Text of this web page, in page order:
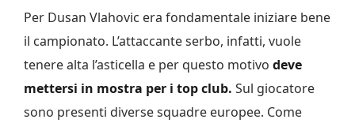
Per Dusan Vlahovic era fondamentale iniziare bene
il campionato. L’attaccante serbo, infatti, vuole
tenere alta l’asticella e per questo motivo deve
mettersi in mostra per i top club. Sul giocatore
sono presenti diverse squadre europee. Come